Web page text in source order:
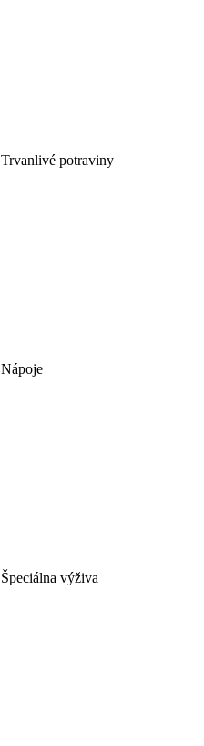
Trvanlivé potraviny
Nápoje
Špeciálna výživa